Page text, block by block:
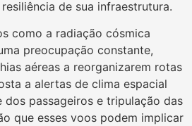
de sua infraestrutura.
como a radiação cósmica
preocupação constante,
aéreas a reorganizarem rotas
a alertas de clima espacial
dos passageiros e tripulação das
que esses voos podem implicar